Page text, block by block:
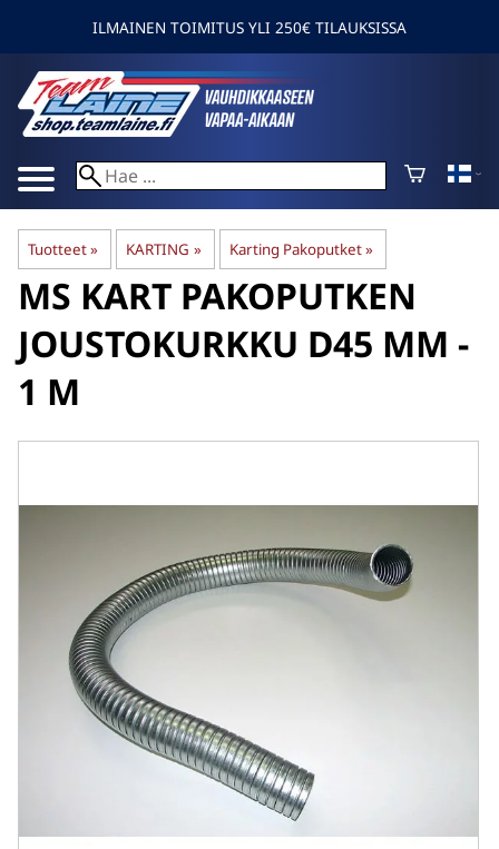
ILMAINEN TOIMITUS YLI 250€ TILAUKSISSA
Tuotteet‪» KARTING ‪» Karting Pakoputket‪»
MS KART PAKOPUTKEN
JOUSTOKURKKU D45 MM -
1 M